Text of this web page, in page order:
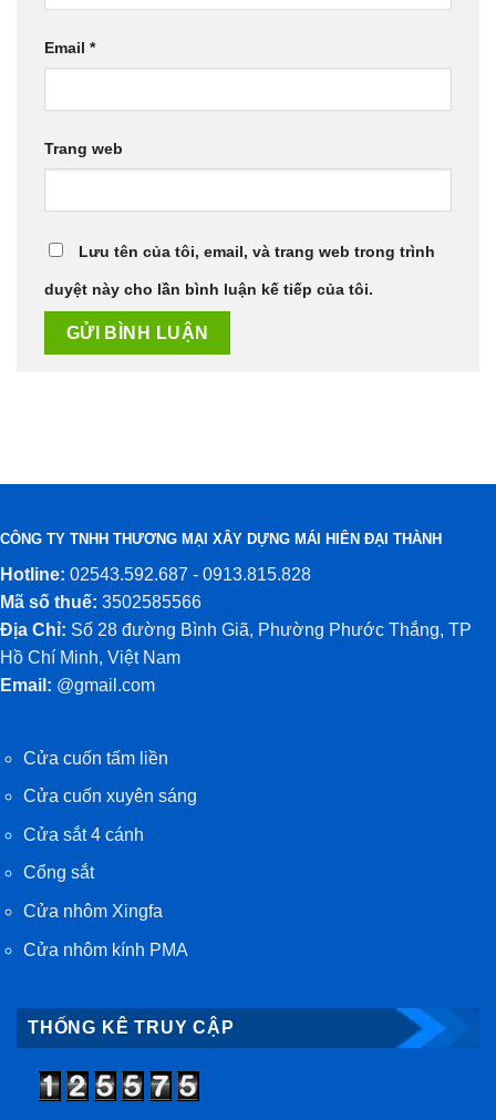
Email *
Trang web
Lưu tên của tôi, email, và trang web trong trình
duyệt này cho lần bình luận kế tiếp của tôi.
CÔNG TY TNHH THƯƠNG MẠI XÂY DỰNG MÁI HIÊN ĐẠI THÀNH
Hotline: 02543.592.687 - 0913.815.828
Mã số thuế: 3502585566
Địa Chỉ: Số 28 đường Bình Giã, Phường Phước Thắng, TP
Hồ Chí Minh, Việt Nam
Email: @gmail.com
Cửa cuốn tấm liền
Cửa cuốn xuyên sáng
Cửa sắt 4 cánh
Cổng sắt
Cửa nhôm Xingfa
Cửa nhôm kính PMA
THỐNG KÊ TRUY CẬP